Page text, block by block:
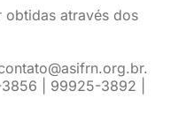
obtidas através dos
.
| 99925-3892 |